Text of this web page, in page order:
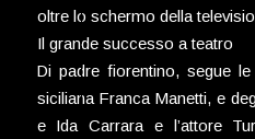
oltre lo schermo della
Il grande successo a teatro
Di padre fiorentino, segue
siciliana Franca Manetti, e
e Ida Carrara e l’attore